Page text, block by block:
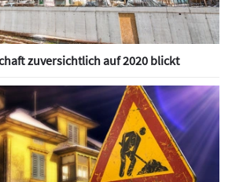
zuversichtlich auf 2020 blickt